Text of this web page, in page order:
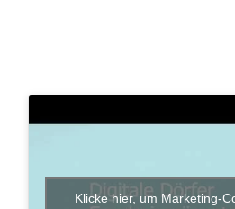
Klicke hier, um Marketing-